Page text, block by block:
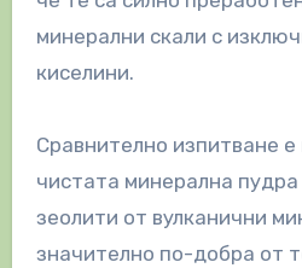
минерални скали с
киселини.
Сравнително изпитване е
чистата минерална
зеолити от вулканични
значително по-добра от